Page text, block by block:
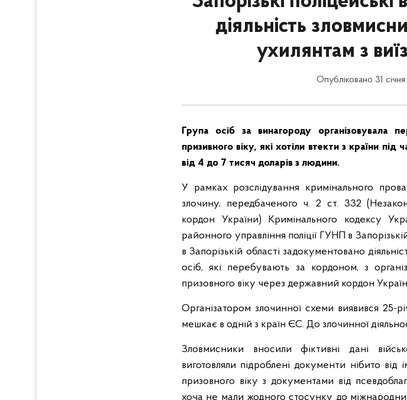
діяльність
ухилянтам з
Опубліковано 31
Група осіб за винагороду організовувала
призивного віку, які хотіли втекти з країни під
від 4 до 7 тисяч доларів з людини.
У рамках розслідування кримінального
злочину, передбаченого ч. 2 ст. 332
кордон України) Кримінального кодексу
районного управління поліції ГУНП в
в Запорізькій області задокументовано
осіб, які перебувають за кордоном, з
призовного віку через державний кордон
Організатором злочинної схеми виявився
мешкає в одній з країн ЄС. До злочинної
Зловмисники вносили фіктивні дані
виготовляли підроблені документи нібито
призовного віку з документами від
хоча не мали жодного стосунку до